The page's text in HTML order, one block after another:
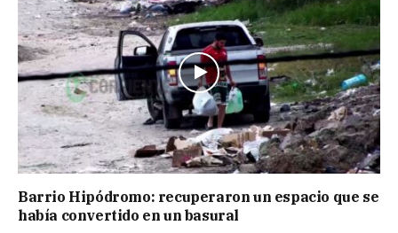
Barrio Hipódromo: recuperaron un espacio que se
había convertido en un basural